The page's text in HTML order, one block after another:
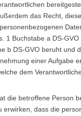
das Recht,
1 Buchstabe a DS-
b DS-GVO beruht und
einer Aufgabe
dem
die betroffene Person
erwirken, dass die